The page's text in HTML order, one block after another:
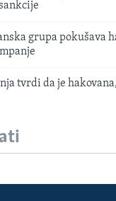
grupa pokušava
tvrdi da je